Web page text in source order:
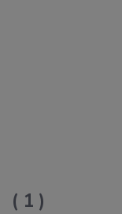
1